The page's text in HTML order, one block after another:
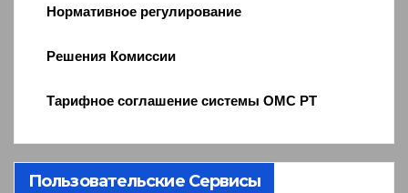
Нормативное регулирование
Решения Комиссии
Тарифное соглашение системы ОМС РТ
Пользовательские Сервисы